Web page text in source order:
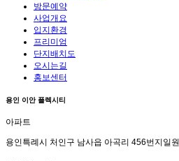
방문예약
사업개요
입지환경
프리미엄
단지배치도
오시는길
홍보센터
용인 이안 플렉시티
아파트
용인특례시 처인구 남사읍 아곡리 456번지일원